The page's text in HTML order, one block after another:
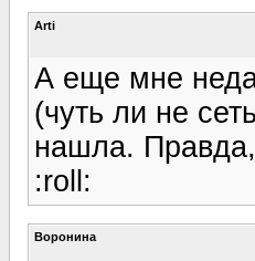
Arti
А еще мне
(чуть ли не
нашла. Правда,
:roll:
Воронина